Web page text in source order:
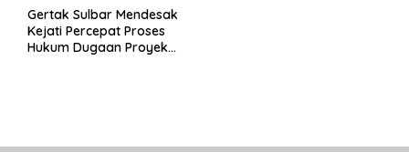
Gertak Sulbar Mendesak
Kejati Percepat Proses
Hukum Dugaan Proyek